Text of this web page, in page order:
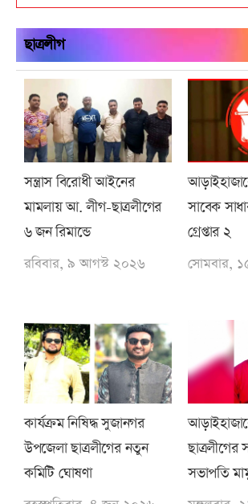
ছাত্রলীগ
সন্ত্রাস বিরোধী আইনের
মামলায় আ. লীগ-ছাত্রলীগের
৬ জন রিমান্ডে
রবিবার, ৯ আগস্ট ২০২৬
সাবেক
গ্রেপ্তার ২
সোমবার,
কার্যক্রম নিষিদ্ধ সুজানগর
উপজেলা ছাত্রলীগের নতুন
কমিটি ঘোষণা
সভাপতি